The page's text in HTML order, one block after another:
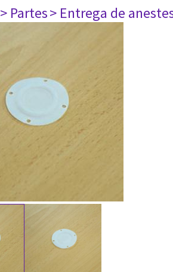
> Partes> Entrega de